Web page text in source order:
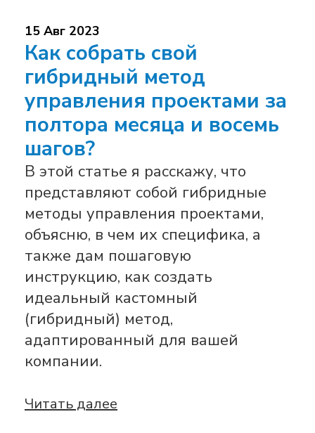
15 Авг 2023
Как собрать свой
гибридный метод
управления проектами за
полтора месяца и восемь
шагов?
В этой статье я расскажу, что
представляют собой гибридные
методы управления проектами,
объясню, в чем их специфика, а
также дам пошаговую
инструкцию, как создать
идеальный кастомный
(гибридный) метод,
адаптированный для вашей
компании.
Читать далее